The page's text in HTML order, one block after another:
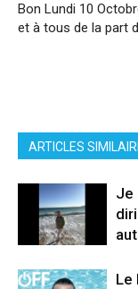
Bon Lundi 10
et à tous de la part
ARTICLES
Je
Le